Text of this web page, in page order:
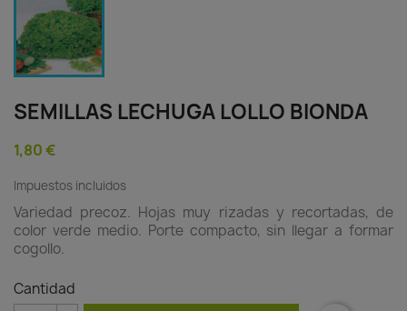
SEMILLAS LECHUGA LOLLO BIONDA
1,80 €
Impuestos incluidos
Variedad precoz. Hojas muy rizadas y recortadas, de
color verde medio. Porte compacto, sin llegar a formar
cogollo.
Cantidad